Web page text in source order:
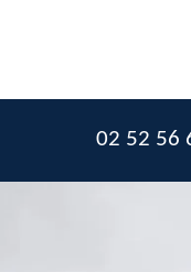
02 52 56